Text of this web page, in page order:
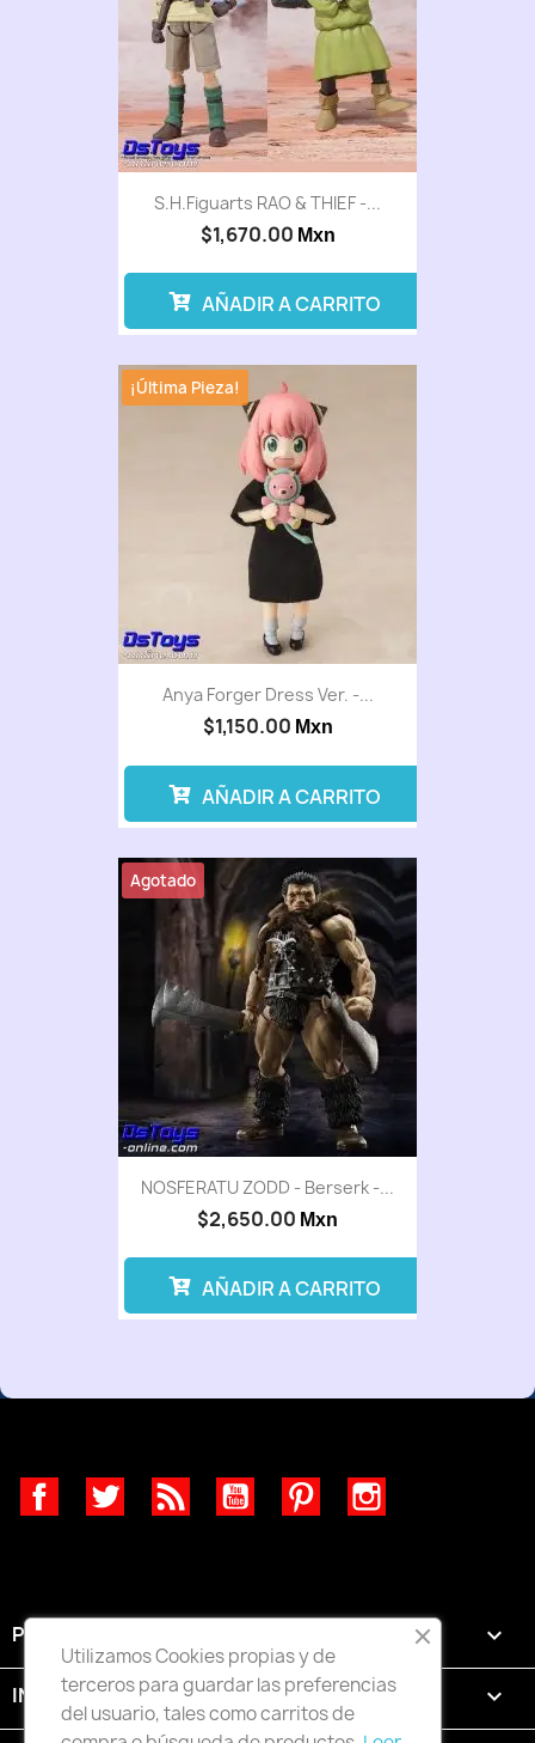
S.H.Figuarts RAO & THIEF -...
$1,670.00 Mxn
AÑADIR A CARRITO
Anya Forger Dress Ver. -...
$1,150.00 Mxn
¡Última Pieza!
AÑADIR A CARRITO
NOSFERATU ZODD - Berserk -...
$2,650.00 Mxn
Agotado
AÑADIR A CARRITO
FacebookTwitter Rss YouTube Pinterest
PRODUCTOS 
INFORMACIÓN 
Utilizamos Cookies propias y de
terceros para guardar las preferencias
del usuario, tales como carritos de